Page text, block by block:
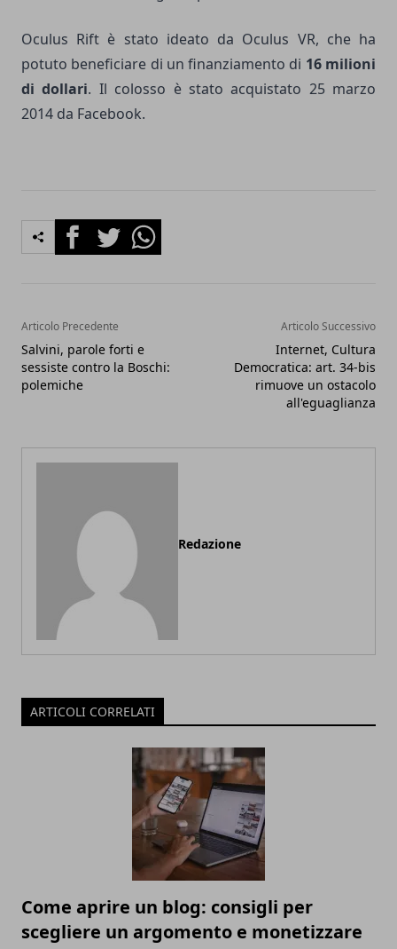
Oculus Rift è stato ideato da Oculus VR, che ha
potuto beneficiare di un finanziamento di 16 milioni
di dollari. Il colosso è stato acquistato 25 marzo
2014 da Facebook.
FacebookTwitterWhatsapp
Articolo Precedente
Salvini, parole forti e
sessiste contro la Boschi:
polemiche
Articolo Successivo
Internet, Cultura
Democratica: art. 34-bis
rimuove un ostacolo
all'eguaglianza
Redazione
ARTICOLI CORRELATI
Come aprire un blog: consigli per
scegliere un argomento e monetizzare